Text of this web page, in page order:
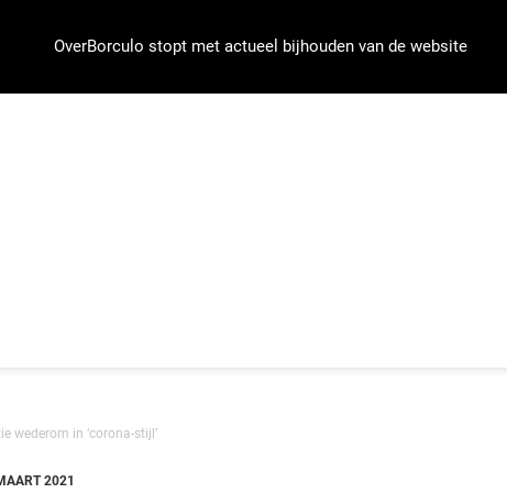
OverBorculo stopt met actueel bijhouden van de website
wederom in ‘corona-stijl’
2021